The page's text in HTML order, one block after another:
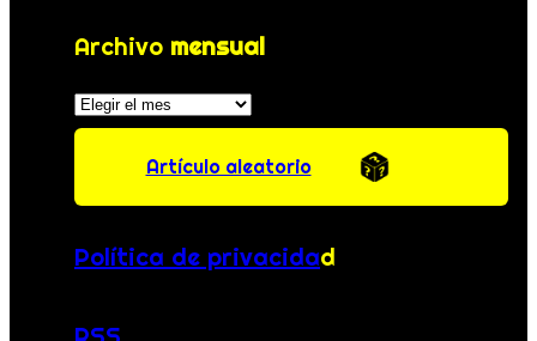
Archivo mensual
Archivos
Artículo aleatorio
Política de privacidad